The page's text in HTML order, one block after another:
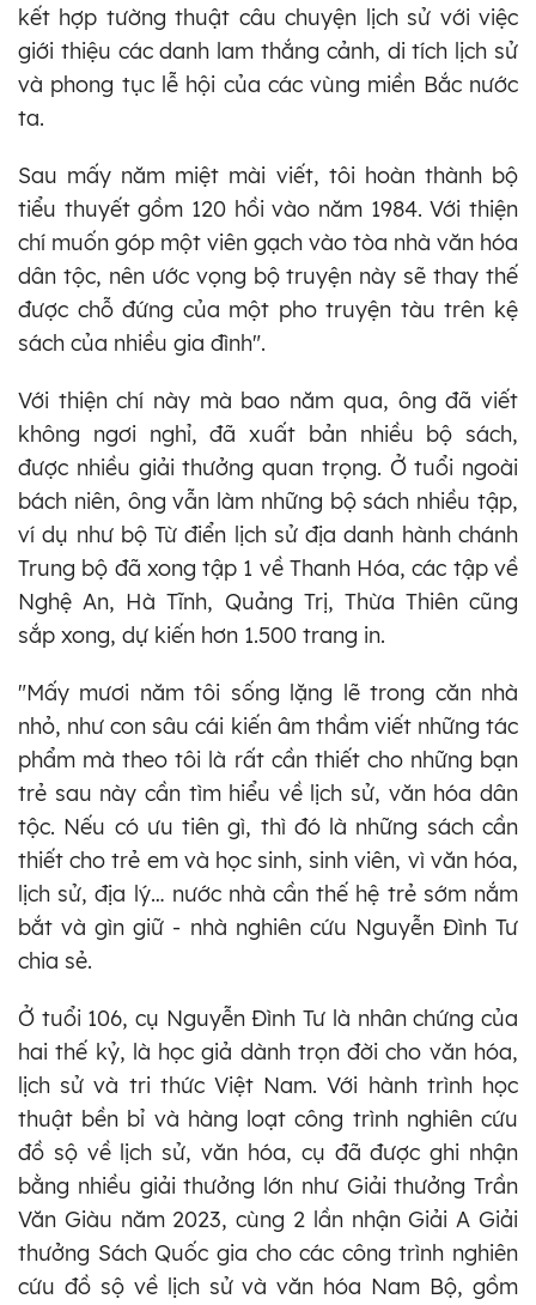
kết hợp tường thuật câu chuyện lịch sử với việc
giới thiệu các danh lam thắng cảnh, di tích lịch sử
và phong tục lễ hội của các vùng miền Bắc nước
ta.
Sau mấy năm miệt mài viết, tôi hoàn thành bộ
tiểu thuyết gồm 120 hồi vào năm 1984. Với thiện
chí muốn góp một viên gạch vào tòa nhà văn hóa
dân tộc, nên ước vọng bộ truyện này sẽ thay thế
được chỗ đứng của một pho truyện tàu trên kệ
sách của nhiều gia đình".
Với thiện chí này mà bao năm qua, ông đã viết
không ngơi nghỉ, đã xuất bản nhiều bộ sách,
được nhiều giải thưởng quan trọng. Ở tuổi ngoài
bách niên, ông vẫn làm những bộ sách nhiều tập,
ví dụ như bộ Từ điển lịch sử địa danh hành chánh
Trung bộ đã xong tập 1 về Thanh Hóa, các tập về
Nghệ An, Hà Tĩnh, Quảng Trị, Thừa Thiên cũng
sắp xong, dự kiến hơn 1.500 trang in.
"Mấy mươi năm tôi sống lặng lẽ trong căn nhà
nhỏ, như con sâu cái kiến âm thầm viết những tác
phẩm mà theo tôi là rất cần thiết cho những bạn
trẻ sau này cần tìm hiểu về lịch sử, văn hóa dân
tộc. Nếu có ưu tiên gì, thì đó là những sách cần
thiết cho trẻ em và học sinh, sinh viên, vì văn hóa,
lịch sử, địa lý… nước nhà cần thế hệ trẻ sớm nắm
bắt và gìn giữ - nhà nghiên cứu Nguyễn Đình Tư
chia sẻ.
Ở tuổi 106, cụ Nguyễn Đình Tư là nhân chứng của
hai thế kỷ, là học giả dành trọn đời cho văn hóa,
lịch sử và tri thức Việt Nam. Với hành trình học
thuật bền bỉ và hàng loạt công trình nghiên cứu
đồ sộ về lịch sử, văn hóa, cụ đã được ghi nhận
bằng nhiều giải thưởng lớn như Giải thưởng Trần
Văn Giàu năm 2023, cùng 2 lần nhận Giải A Giải
thưởng Sách Quốc gia cho các công trình nghiên
cứu đồ sộ về lịch sử và văn hóa Nam Bộ, gồm